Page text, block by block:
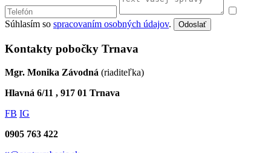
Súhlasím so spracovaním osobných údajov. Odoslať
Kontakty pobočky Trnava
Mgr. Monika Závodná (riaditeľka)
Hlavná 6/11 , 917 01 Trnava
FB IG
0905 763 422